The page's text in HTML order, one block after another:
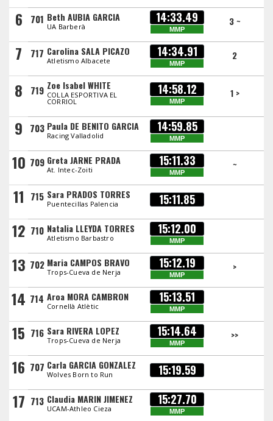
6 701 Beth AUBIA GARCIA
UA Barberà
14:33.49
MMP
3 ~
7 717 Carolina SALA PICAZO
Atletismo Albacete
14:34.91
MMP
2
8 719 Zoe Isabel WHITE
COLLA ESPORTIVA EL
CORRIOL
14:58.12
MMP
1 >
9 703 Paula DE BENITO GARCIA
Racing Valladolid
14:59.85
MMP
10 709 Greta JARNE PRADA
At. Intec-Zoiti
15:11.33
MMP
~
11 715 Sara PRADOS TORRES
Puentecillas Palencia 15:11.85
12 710 Natalia LLEYDA TORRES
Atletismo Barbastro
15:12.00
MMP
13 702 Maria CAMPOS BRAVO
Trops-Cueva de Nerja
15:12.19
MMP
>
14 714 Aroa MORA CAMBRON
Cornellà Atlètic
15:13.51
MMP
15 716 Sara RIVERA LOPEZ
Trops-Cueva de Nerja
15:14.64
MMP
>>
16 707 Carla GARCIA GONZALEZ
Wolves Born to Run 15:19.59
17 713 Claudia MARIN JIMENEZ
UCAM-Athleo Cieza
15:27.70
MMP